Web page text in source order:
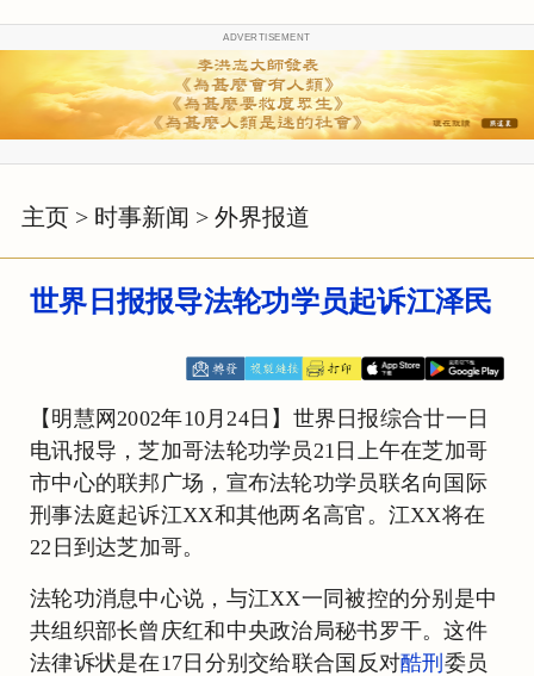
ADVERTISEMENT
主页 > 时事新闻 > 外界报道
世界日报报导法轮功学员起诉江泽民
【明慧网2002年10月24日】世界日报综合廿一日
电讯报导，芝加哥法轮功学员21日上午在芝加哥
市中心的联邦广场，宣布法轮功学员联名向国际
刑事法庭起诉江XX和其他两名高官。江XX将在
22日到达芝加哥。
法轮功消息中心说，与江XX一同被控的分别是中
共组织部长曾庆红和中央政治局秘书罗干。这件
法律诉状是在17日分别交给联合国反对酷刑 委员